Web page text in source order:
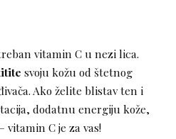
vitamin C u nezi lica.
svoju kožu od štetnog
Ako želite blistav ten i
dodatnu energiju kože,
vitamin C je za vas!